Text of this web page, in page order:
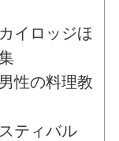
イロッジほ
性の料理教
ティバル